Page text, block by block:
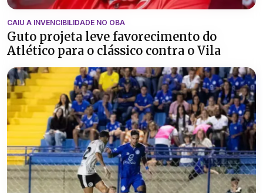
CAIU A INVENCIBILIDADE NO OBA
Guto projeta leve favorecimento do
Atlético para o clássico contra o Vila